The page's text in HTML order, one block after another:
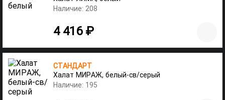
Наличие: 208
4 416 ₽
СТАНДАРТ
Халат МИРАЖ, белый-св/серый
Наличие: 195